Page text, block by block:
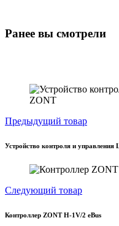
Ранее вы смотрели
Предыдущий товар
Устройство контроля и
Следующий товар
Контроллер ZONT H-1V/2 eBus